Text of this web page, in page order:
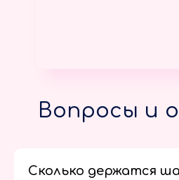
Вопросы и
Сколько держатся